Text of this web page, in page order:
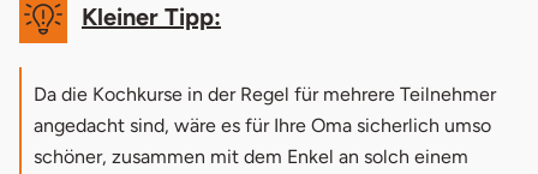
Kleiner Tipp:
Da die Kochkurse in der Regel für mehrere Teilnehmer
angedacht sind, wäre es für Ihre Oma sicherlich umso
schöner, zusammen mit dem Enkel an solch einem